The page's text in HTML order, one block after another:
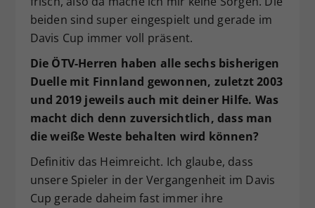
beiden sind super eingespielt und gerade im
Davis Cup immer voll präsent.
Die ÖTV-Herren haben alle sechs bisherigen
Duelle mit Finnland gewonnen, zuletzt 2003
und 2019 jeweils auch mit deiner Hilfe. Was
macht dich denn zuversichtlich, dass man
die weiße Weste behalten wird können?
Definitiv das Heimreicht. Ich glaube, dass
unsere Spieler in der Vergangenheit im Davis
Cup gerade daheim fast immer ihre